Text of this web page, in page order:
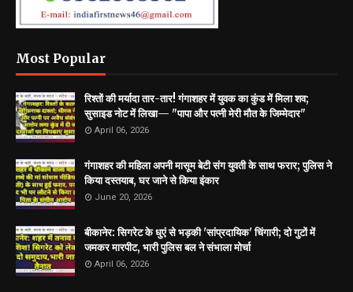
Most Popular
रिश्तों की मर्यादा तार-तार! गंगाशहर में युवक का कुंड में मिला शव;
सुसाइड नोट में लिखा— "पापा और पत्नी मेरी मौत के जिम्मेदार"
April 06, 2026
गंगाशहर की महिला अपनी मासूम बेटी संग युवती के साथ फरार; पुलिस ने
किया दस्तयाब, घर जाने से किया इंकार
June 20, 2026
बीकानेर: सिगरेट के धुएं से भड़की 'सांप्रदायिक' चिंगारी; दो गुटों में
जमकर मारपीट, भारी पुलिस बल ने संभाला मोर्चा
April 06, 2026